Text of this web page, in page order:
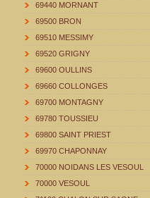
69440 MORNANT
69500 BRON
69510 MESSIMY
69520 GRIGNY
69600 OULLINS
69660 COLLONGES
69700 MONTAGNY
69780 TOUSSIEU
69800 SAINT PRIEST
69970 CHAPONNAY
70000 NOIDANS LES VESOUL
70000 VESOUL